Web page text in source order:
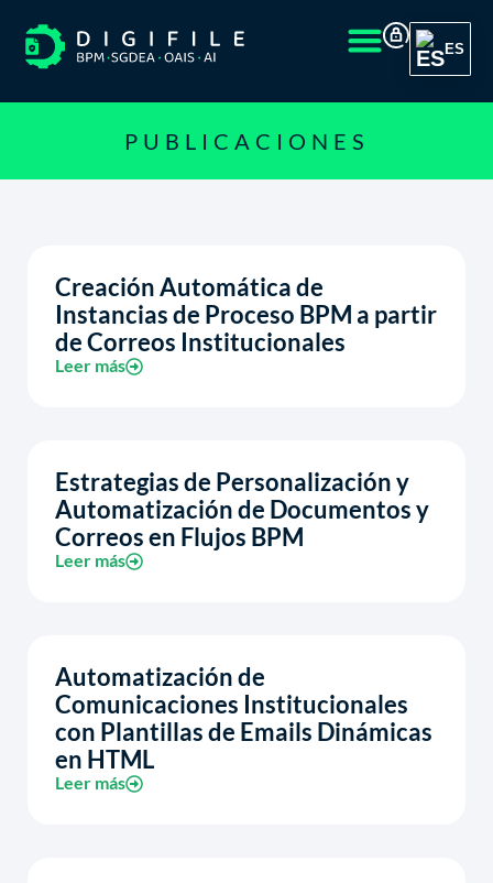
ES
PUBLICACIONES
Creación Automática de
Instancias de Proceso BPM a partir
de Correos Institucionales
Leer más
Estrategias de Personalización y
Automatización de Documentos y
Correos en Flujos BPM
Leer más
Automatización de
Comunicaciones Institucionales
con Plantillas de Emails Dinámicas
en HTML
Leer más